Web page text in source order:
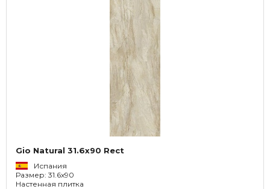
Gio Natural 31.6x90 Rect
Испания
Размер: 31.6x90
Настенная плитка